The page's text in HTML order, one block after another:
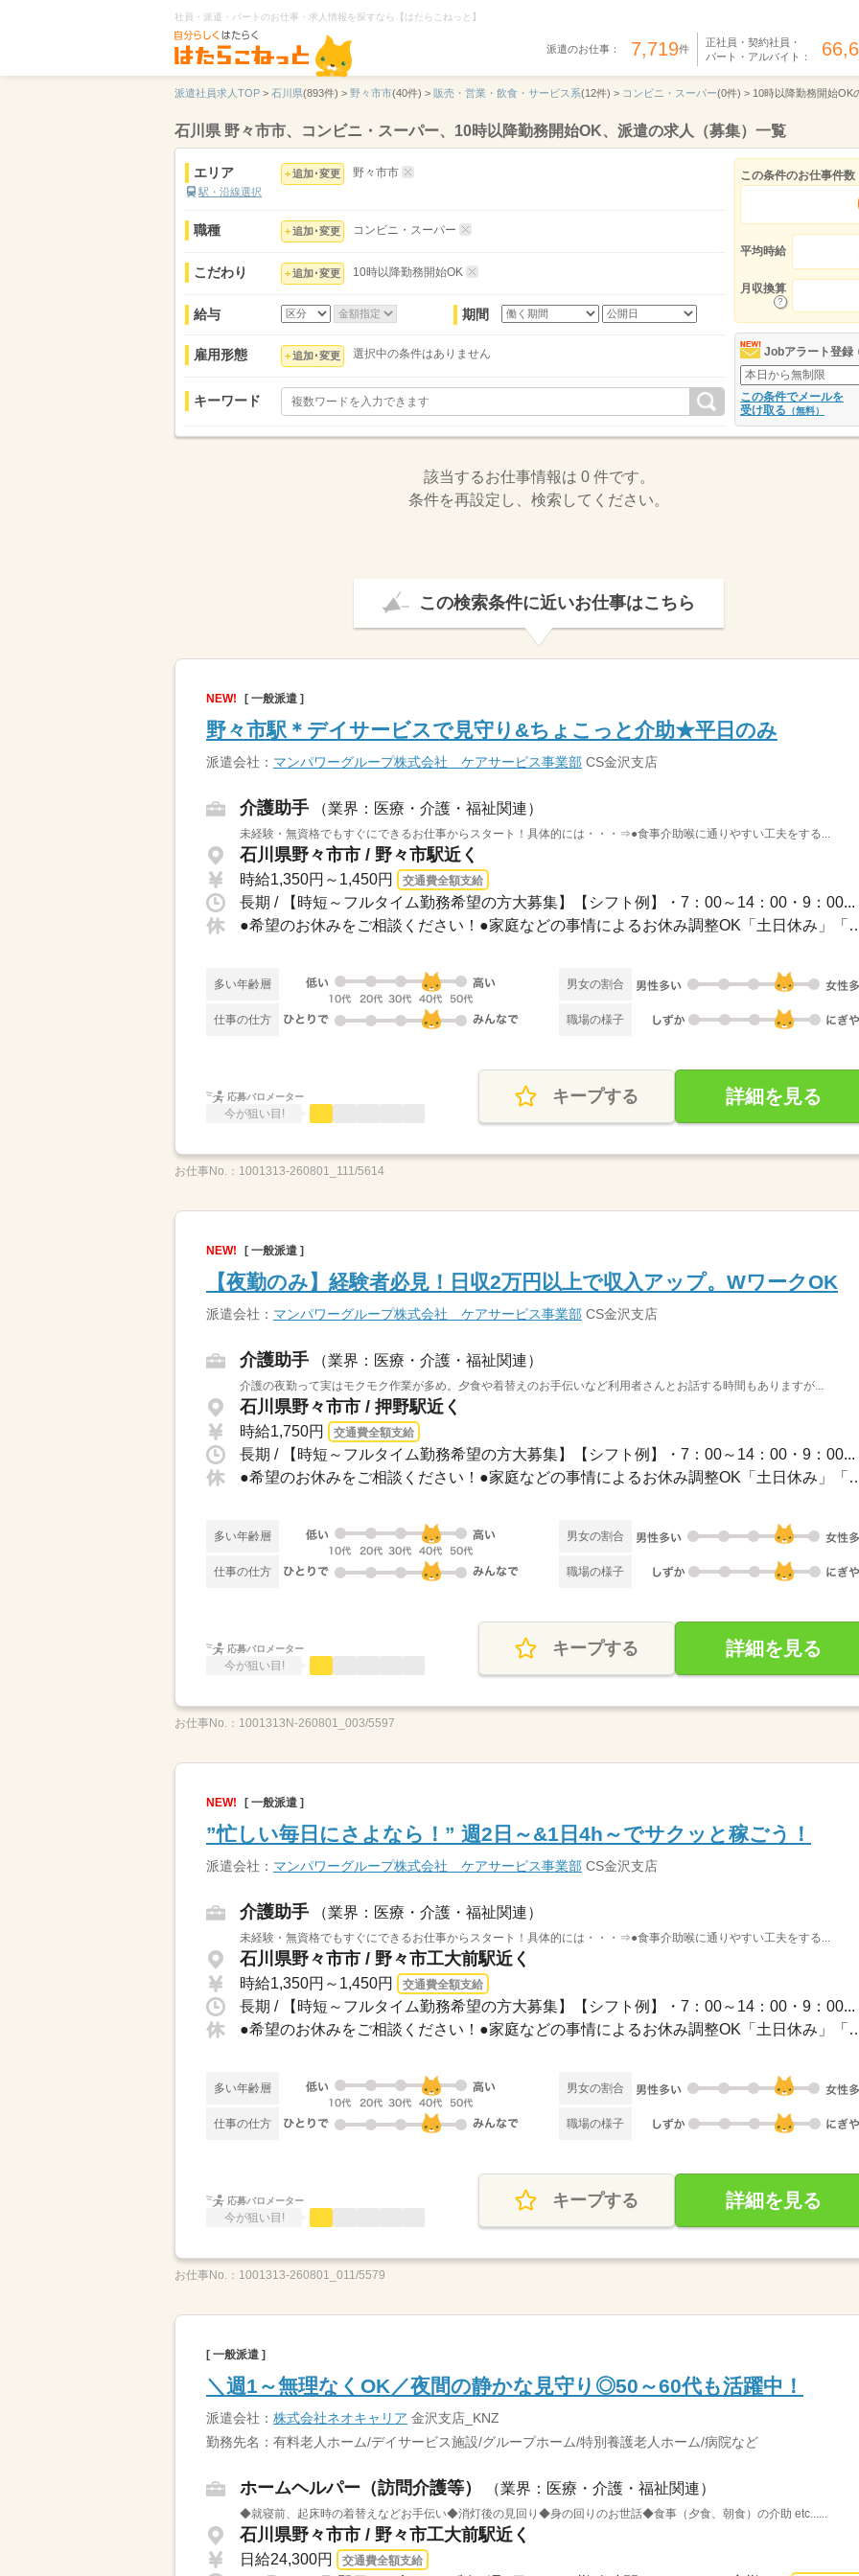
社員・派遣・パートのお仕事・求人情報を探すなら【はたらこねっと】
派遣のお仕事： 7,719件
正社員・契約社員・
パート・アルバイト：
派遣社員求人TOP > 石川県(893件) > 野々市市(40件) > 販売・営業・飲食・サービス系(12件) > コンビニ・スーパー(0件) > 10時以降勤務開始OK
石川県 野々市市、コンビニ・スーパー、10時以降勤務開始OK、派遣の求人（募集）一覧
エリア
駅・沿線選択
追加･変更 野々市市
職種 追加･変更 コンビニ・スーパー
こだわり 追加･変更 10時以降勤務開始OK
給与 期間
雇用形態 追加･変更 選択中の条件はありません
キーワード
この条件のお仕事件数
平均時給
月収換算
Jobアラート登録
この条件でメールを
受け取る （無料）
該当するお仕事情報は 0 件です。
条件を再設定し、検索してください。
この検索条件に近いお仕事はこちら
NEW! [ 一般派遣 ]
野々市駅＊デイサービスで見守り&ちょこっと介助★平日のみ
派遣会社： マンパワーグループ株式会社 ケアサービス事業部 CS金沢支店
介護助手 （業界：医療・介護・福祉関連）
未経験・無資格でもすぐにできるお仕事からスタート！具体的には・・・⇒●食事介助喉に通りやすい工夫をする...
石川県野々市市 / 野々市駅近く
時給1,350円～1,450円 交通費全額支給
長期 / 【時短～フルタイム勤務希望の方大募集】【シフト例】・7：00～14：00・9：00...
●希望のお休みをご相談ください！●家庭などの事
多い年齢層 男女の割合
仕事の仕方 職場の様子
応募バロメーター
今が狙い目!
キープする 詳細を見る
お仕事No.： 1001313-260801_111/5614
NEW! [ 一般派遣 ]
【夜勤のみ】経験者必見！日収2万円以上で収入アップ。WワークOK
派遣会社： マンパワーグループ株式会社 ケアサービス事業部 CS金沢支店
介護助手 （業界：医療・介護・福祉関連）
介護の夜勤って実はモクモク作業が多め。夕食や着替えのお手伝いなど利用者さんとお話する時間もありますが...
石川県野々市市 / 押野駅近く
時給1,750円 交通費全額支給
長期 / 【時短～フルタイム勤務希望の方大募集】【シフト例】・7：00～14：00・9：00...
●希望のお休みをご相談ください！●家庭などの事
多い年齢層 男女の割合
仕事の仕方 職場の様子
応募バロメーター
今が狙い目!
キープする 詳細を見る
お仕事No.： 1001313N-260801_003/5597
NEW! [ 一般派遣 ]
”忙しい毎日にさよなら！” 週2日～&1日4h～でサクッと稼ごう！
派遣会社： マンパワーグループ株式会社 ケアサービス事業部 CS金沢支店
介護助手 （業界：医療・介護・福祉関連）
未経験・無資格でもすぐにできるお仕事からスタート！具体的には・・・⇒●食事介助喉に通りやすい工夫をする...
石川県野々市市 / 野々市工大前駅近く
時給1,350円～1,450円 交通費全額支給
長期 / 【時短～フルタイム勤務希望の方大募集】【シフト例】・7：00～14：00・9：00...
●希望のお休みをご相談ください！●家庭などの事
多い年齢層 男女の割合
仕事の仕方 職場の様子
応募バロメーター
今が狙い目!
キープする 詳細を見る
お仕事No.： 1001313-260801_011/5579
[ 一般派遣 ]
＼週1～無理なくOK／夜間の静かな見守り◎50～60代も活躍中！
派遣会社： 株式会社ネオキャリア 金沢支店_KNZ
勤務先名：有料老人ホーム/デイサービス施設/グループホーム/特別養護老人ホーム/病院など
ホームヘルパー（訪問介護等） （業界：医療・介護・福祉関連）
◆就寝前、起床時の着替えなどお手伝い◆消灯後の見回り◆身の回りのお世話◆食事（夕食、朝食）の介助 etc......
石川県野々市市 / 野々市工大前駅近く
日給24,300円 交通費全額支給